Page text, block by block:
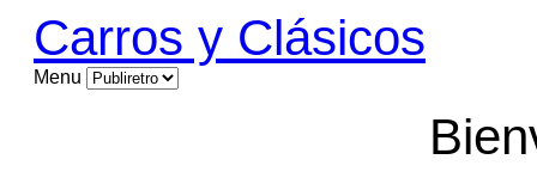
Carros y Clásicos
Menu